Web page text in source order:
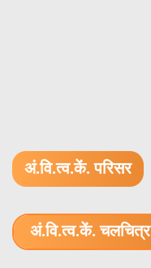
अं.वि.त्व.कें. परिसर
अं.वि.त्व.कें. चलचित्र